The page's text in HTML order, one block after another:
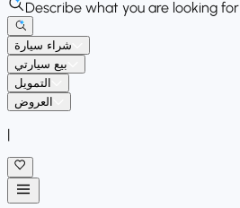
Describe what you are looking for
شراء سيارة
بيع سيارتي
التمويل
العروض
|